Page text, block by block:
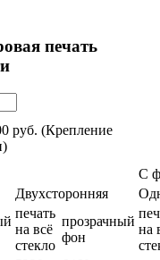
печать
руб. (Крепление
С
Двухсторонняя
печать
на всё
стекло
прозрачный
фон
на